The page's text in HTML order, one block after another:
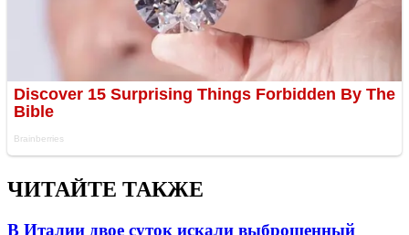
ЧИТАЙТЕ ТАКЖЕ
В Италии двое суток искали выброшенный